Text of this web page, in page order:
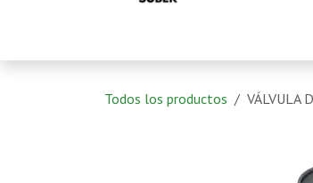
Todos los productos VÁLVULA